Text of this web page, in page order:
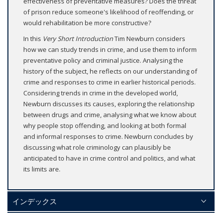
of prison reduce someone's likelihood of reoffending, or
would rehabilitation be more constructive?
In this Very Short IntroductionTim Newburn considers
how we can study trends in crime, and use them to inform
preventative policy and criminal justice. Analysing the
history of the subject, he reflects on our understanding of
crime and responses to crime in earlier historical periods.
Considering trends in crime in the developed world,
Newburn discusses its causes, exploring the relationship
between drugs and crime, analysing what we know about
why people stop offending, and looking at both formal
and informal responses to crime. Newburn concludes by
discussing what role criminology can plausibly be
anticipated to have in crime control and politics, and what
its limits are.
インデックス